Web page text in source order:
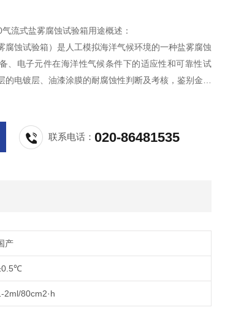
流式盐雾腐蚀试验箱用途概述：
腐蚀试验箱）是人工模拟海洋气候环境的一种盐雾腐蚀
、电子元件在海洋性气候条件下的适应性和可靠性试
的电镀层、油漆涂膜的耐腐蚀性判断及考核，鉴别金属
17
联系电话：020-86481535
产
2ml/80cm2·h